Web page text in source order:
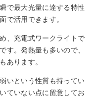
で最大光量に達する特性
で活用できます。
、充電式ワークライトで
す。発熱量も多いので、
あります。
いという性質も持ってい
ていない点に留意してお